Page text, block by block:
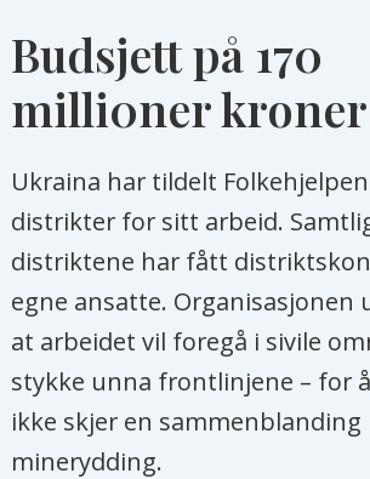
Budsjett på 170
milli0ner kroner
Ukraina har tildelt
distrikter for sitt arbeid.
distriktene har fått
egne ansatte. Organisasjonen
at arbeidet vil foregå i sivile
stykke unna frontlinjene – for
ikke skjer en
minerydding.